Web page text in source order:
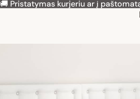
🚚 Pristatymas kurjeriu ar į